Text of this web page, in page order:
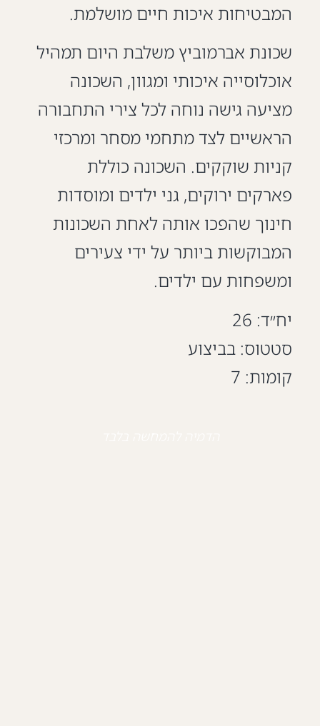
המבטיחות איכות חיים מושלמת.
שכונת אברמוביץ משלבת היום תמהיל
אוכלוסייה איכותי ומגוון, השכונה
מציעה גישה נוחה לכל צירי התחבורה
הראשיים לצד מתחמי מסחר ומרכזי
קניות שוקקים. השכונה כוללת
פארקים ירוקים, גני ילדים ומוסדות
חינוך שהפכו אותה לאחת השכונות
המבוקשות ביותר על ידי צעירים
ומשפחות עם ילדים.
יח״ד: 26
סטטוס: בביצוע
קומות: 7